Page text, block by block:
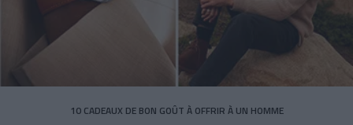
10 CADEAUX DE BON GOÛT À OFFRIR À UN HOMME